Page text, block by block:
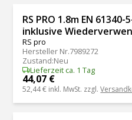
RS PRO 1.8m EN
inklusive
RS pro
Hersteller Nr.7989272
Zustand:Neu
Lieferzeit ca. 1 Tag
44,07 €
52,44 € inkl. MwSt. zzgl.